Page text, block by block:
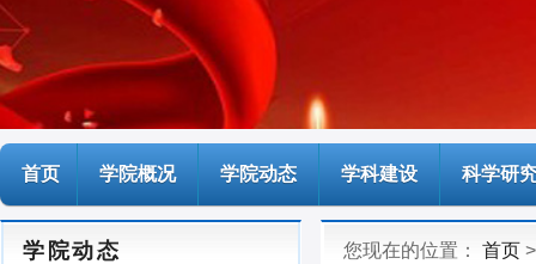
首页 学院概况 学院动态 学科建设 科学研
学院动态 您现在的位置： 首页